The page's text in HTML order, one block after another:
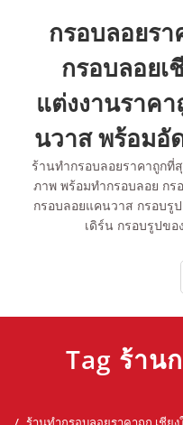
กรอบลอยร
กรอบลอยเ
แต่งงานราค
นวาส พร้อมอั
ร้านทำกรอบลอยราคาถูกที่
ภาพ พร้อมทำกรอบลอย ก
กรอบลอยแคนวาส กรอบรู
เดิร์น กรอบรูปข
Tag ร้าน